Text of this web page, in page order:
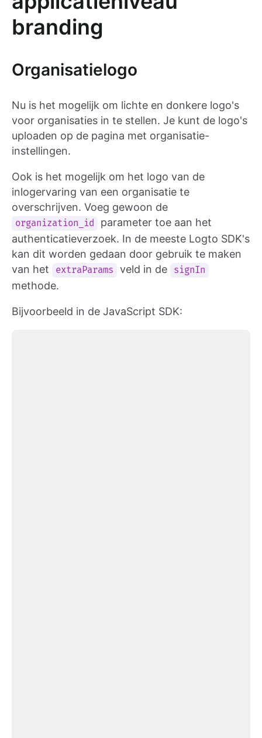
branding
Organisatielogo
Nu is het mogelijk om lichte en donkere logo's
voor organisaties in te stellen. Je kunt de logo's
uploaden op de pagina met organisatie-
instellingen.
Ook is het mogelijk om het logo van de
inlogervaring van een organisatie te
overschrijven. Voeg gewoon de
organization_id
parameter toe aan het
authenticatieverzoek. In de meeste Logto SDK's
kan dit worden gedaan door gebruik te maken
van het
extraParams veld in de signIn
methode.
Bijvoorbeeld in de JavaScript SDK: